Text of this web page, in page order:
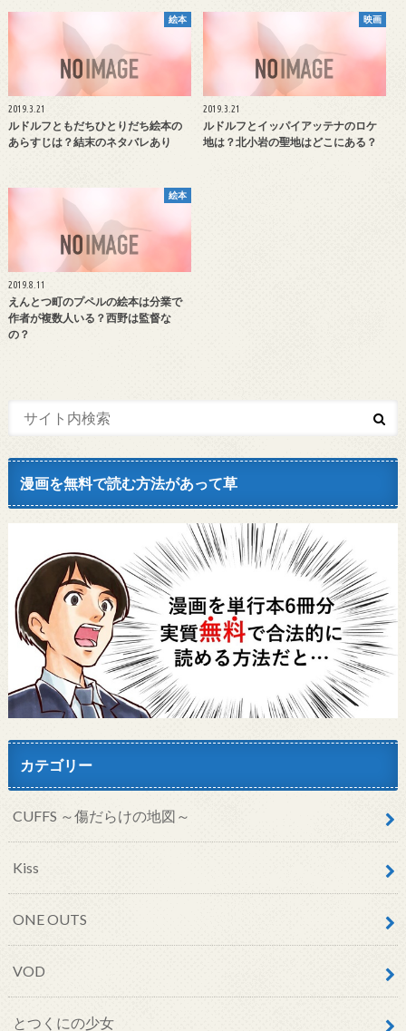
絵本
2019.3.21
ルドルフともだちひとりだち絵本の
あらすじは？結末のネタバレあり
映画
2019.3.21
ルドルフとイッパイアッテナのロケ
地は？北小岩の聖地はどこにある？
絵本
2019.8.11
えんとつ町のプペルの絵本は分業で
作者が複数人いる？西野は監督な
の？
漫画を無料で読む方法があって草
カテゴリー
CUFFS ～傷だらけの地図～
Kiss
ONE OUTS
VOD
とつくにの少女